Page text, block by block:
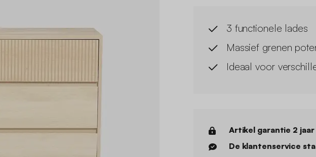
3 functionele lades
Massief grenen
Ideaal voor
Artikel garantie 2 jaar
De klantenservice